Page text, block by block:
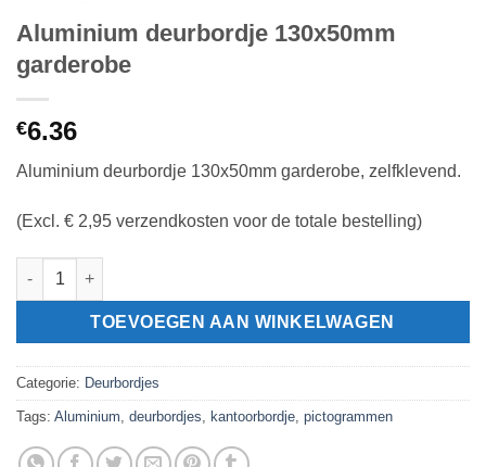
Aluminium deurbordje 130x50mm
garderobe
€6.36
Aluminium deurbordje 130x50mm garderobe, zelfklevend.
(Excl. € 2,95 verzendkosten voor de totale bestelling)
Aluminium deurbordje 130x50mm garderobe aantal
TOEVOEGEN AAN WINKELWAGEN
Categorie: Deurbordjes
Tags: Aluminium deurbordjes kantoorbordje pictogrammen